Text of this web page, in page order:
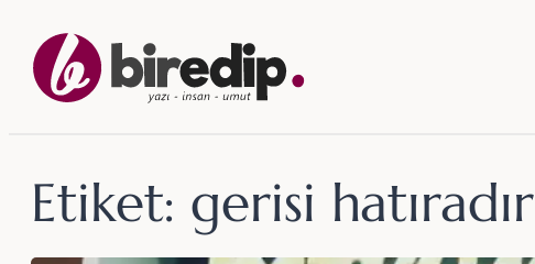
geç
Etiket: gerisi hatıradır